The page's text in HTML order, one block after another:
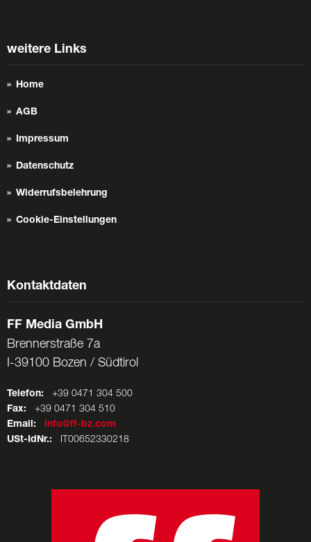
weitere Links
Home
AGB
Impressum
Datenschutz
Widerrufsbelehrung
Cookie-Einstellungen
Kontaktdaten
FF Media GmbH
Brennerstraße 7a
I-39100 Bozen / Südtirol
Telefon: +39 0471 304 500
Fax: +39 0471 304 510
Email:
info@ff-bz.com
USt-IdNr.: IT00652330218